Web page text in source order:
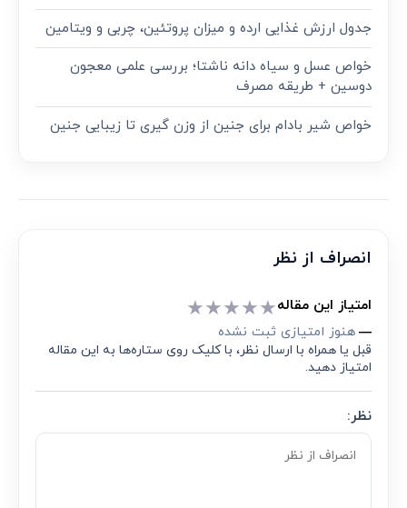
جدول ارزش غذایی ارده و میزان پروتئین، چربی و ویتامین
خواص عسل و سیاه دانه ناشتا؛ بررسی علمی معجون
دوسین + طریقه مصرف
خواص شیر بادام برای جنین از وزن گیری تا زیبایی جنین
انصراف از نظر
امتیاز این مقاله★
★
★
★
★
— هنوز امتیازی ثبت نشده
قبل یا همراه با ارسال نظر، با کلیک روی ستاره‌ها به این مقاله
امتیاز دهید.
نظر: